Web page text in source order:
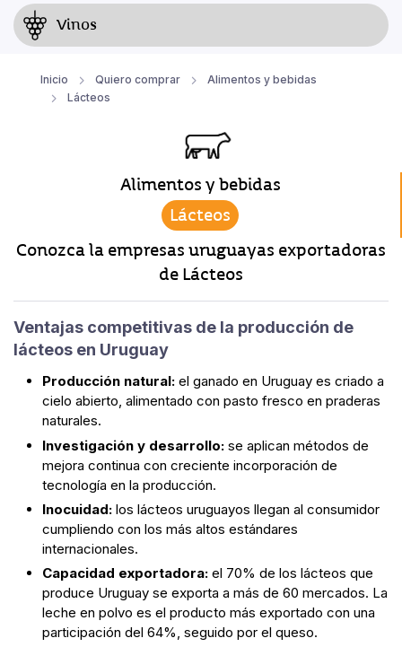
Vinos
Inicio Quiero comprar
Alimentos y bebidas
Lácteos
Alimentos y bebidas
Lácteos
Conozca la empresas uruguayas exportadoras
de Lácteos
Ventajas competitivas de la producción de
lácteos en Uruguay
Producción natural: el ganado en Uruguay es criado a
cielo abierto, alimentado con pasto fresco en praderas
naturales.
Investigación y desarrollo: se aplican métodos de
mejora continua con creciente incorporación de
tecnología en la producción.
Inocuidad: los lácteos uruguayos llegan al consumidor
cumpliendo con los más altos estándares
internacionales.
Capacidad exportadora: el 70% de los lácteos que
produce Uruguay se exporta a más de 60 mercados. La
leche en polvo es el producto más exportado con una
participación del 64%, seguido por el queso.